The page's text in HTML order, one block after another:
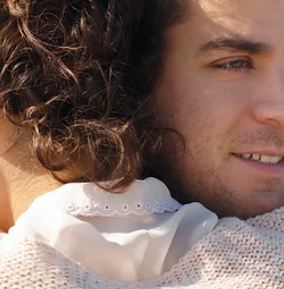
emocji, specyficzne wzorce poznawcze i
społeczne.